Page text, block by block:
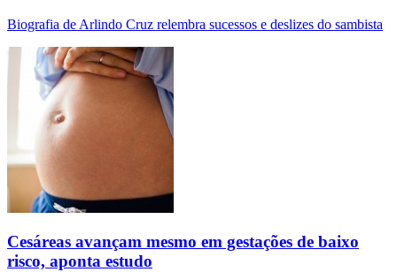
Biografia de Arlindo Cruz relembra sucessos e deslizes do sambista
Cesáreas avançam mesmo em gestações de baixo
risco, aponta estudo